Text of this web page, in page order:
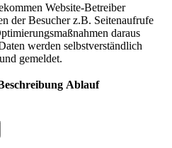
Website-Betreiber
der Besucher z.B. Seitenaufrufe
daraus
werden selbstverständlich
gemeldet.
Ablauf